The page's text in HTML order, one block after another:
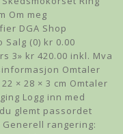
Om meg
DGA Shop
(0) kr 0.00
3» kr 420.00 inkl. Mva
Omtaler
× 28 × 3 cm Omtaler
Logg inn med
glemt passordet
rangering: